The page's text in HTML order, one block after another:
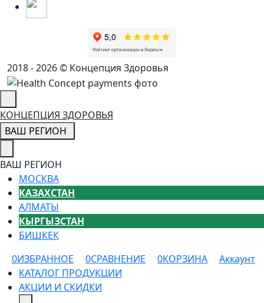
2018 - 2026 © Концепция Здоровья
КОНЦЕПЦИЯ ЗДОРОВЬЯ
ВАШ РЕГИОН
ВАШ РЕГИОН
МОСКВА
КАЗАХСТАН
АЛМАТЫ
КЫРГЫЗСТАН
БИШКЕК
0ИЗБРАННОЕ 0СРАВНЕНИЕ 0КОРЗИНА
Аккаунт
КАТАЛОГ ПРОДУКЦИИ
АКЦИИ И СКИДКИ